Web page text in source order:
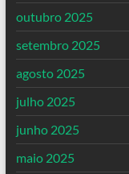
outubro 2025
setembro 2025
agosto 2025
julho 2025
junho 2025
maio 2025